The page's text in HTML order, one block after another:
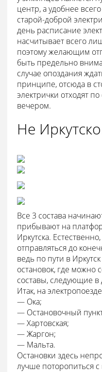
центр, а удобнее
старой-доброй
день расписание
насчитывает всего
поэтому желающим
быть предельно
случае опоздания
принципе, отсюда в
электрички отходят
вечером.
Не
Все 3 состава
прибывают на
Иркутска.
отправляться до
ведь по пути в
остановок, где можно
составы, следующие в
Итак, на
— Ока;
— Остановочный
— Хартовская;
— Жаргон;
— Мальта.
Остановки здесь
лучше поторопиться